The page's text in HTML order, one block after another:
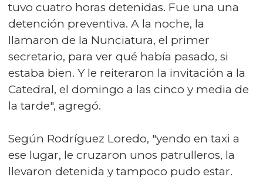
tuvo cuatro horas detenidas. Fue una una
detención preventiva. A la noche, la
llamaron de la Nunciatura, el primer
secretario, para ver qué había pasado, si
estaba bien. Y le reiteraron la invitación a la
Catedral, el domingo a las cinco y media de
la tarde", agregó.
Según Rodríguez Loredo, "yendo en taxi a
ese lugar, le cruzaron unos patrulleros, la
llevaron detenida y tampoco pudo estar.